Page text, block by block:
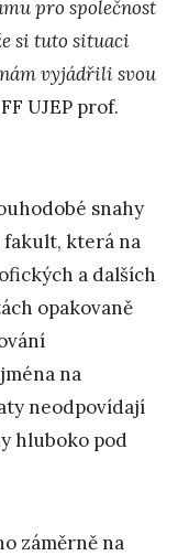
pro společnost
si tuto situaci
vyjádřili svou
UJEP prof.
snahy
fakult, která na
a dalších
opakovaně
na
neodpovídají
hluboko pod
záměrně na